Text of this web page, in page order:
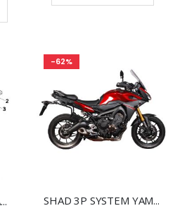
SHAD KIT TOP YAMAHA T-MAX 500 08
-62%
SHAD 3P SYSTEM YAMAHA MT09